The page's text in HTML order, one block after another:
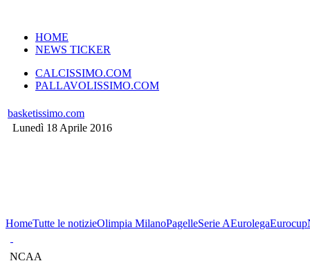
HOME
NEWS TICKER
CALCISSIMO.COM
PALLAVOLISSIMO.COM
basketissimo.com
Lunedì 18 Aprile 2016
HomeTutte le notizieOlimpia MilanoPagelleSerie AEurolegaEurocup
NCAA